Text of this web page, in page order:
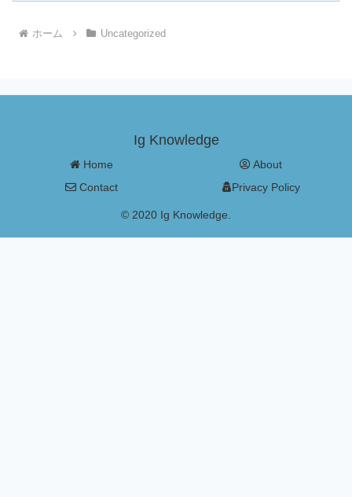
ホーム Uncategorized
Ig Knowledge
Home
About
Contact
Privacy Policy
© 2020 Ig Knowledge.